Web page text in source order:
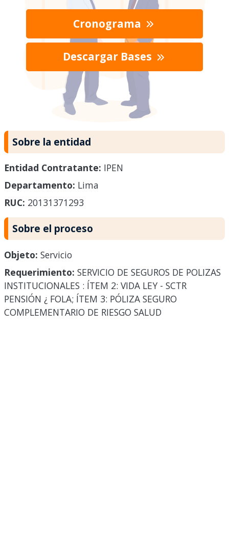
Cronograma
Descargar Bases
Sobre la entidad
Entidad Contratante: IPEN
Departamento: Lima
RUC: 20131371293
Sobre el proceso
Objeto: Servicio
Requerimiento: SERVICIO DE SEGUROS DE POLIZAS
INSTITUCIONALES : ÍTEM 2: VIDA LEY - SCTR
PENSIÓN ¿ FOLA; ÍTEM 3: PÓLIZA SEGURO
COMPLEMENTARIO DE RIESGO SALUD